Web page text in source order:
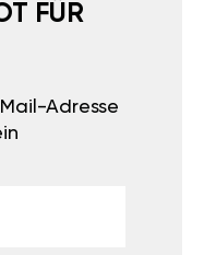
FÜR
Adresse